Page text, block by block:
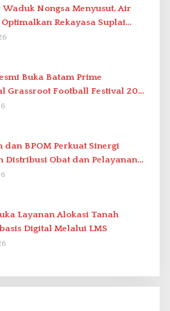
Waduk Nongsa Menyusut, Air
Rekayasa Suplai
Buka Batam Prime
Grassroot Football Festival 2026
Abdul Jamal
dan BPOM Perkuat Sinergi
Distribusi Obat dan Pelayanan
Layanan Alokasi Tanah
Digital Melalui LMS